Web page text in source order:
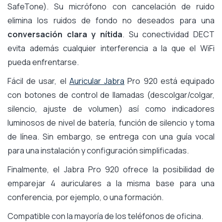
SafeTone). Su micrófono con cancelación de ruido
elimina los ruidos de fondo no deseados para una
conversación clara y nítida. Su conectividad DECT
evita además cualquier interferencia a la que el WiFi
pueda enfrentarse.
Fácil de usar, el Auricular Jabra Pro 920 está equipado
con botones de control de llamadas (descolgar/colgar,
silencio, ajuste de volumen) así como indicadores
luminosos de nivel de batería, función de silencio y toma
de línea. Sin embargo, se entrega con una guía vocal
para una instalación y configuración simplificadas.
Finalmente, el Jabra Pro 920 ofrece la posibilidad de
emparejar 4 auriculares a la misma base para una
conferencia, por ejemplo, o una formación.
Compatible con la mayoría de los teléfonos de oficina.